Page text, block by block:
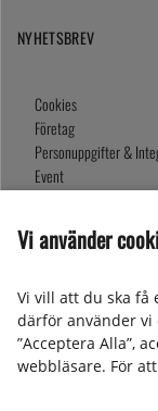
NYHETSBREV
Cookies
Företag
Personuppgifter &
Event
Presentkort
Vi använder
Vi vill att du ska få
därför använder vi
”Acceptera Alla”,
webbläsare. För